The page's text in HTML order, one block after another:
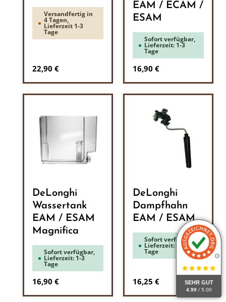
SEHR GUT
4.99 / 5.00
Versandfertig in
4 Tagen,
Lieferzeit 1-3
Tage
Regulärer Preis:
22,90 €
EAM / ECAM /
ESAM
Sofort verfügbar,
Lieferzeit: 1-3
Tage
Regulärer Preis:
16,90 €
DeLonghi
Wassertank
EAM / ESAM
Magnifica
Sofort verfügbar,
Lieferzeit: 1-3
Tage
Regulärer Preis:
16,90 €
DeLonghi
Dampfhahn
EAM / ESAM
Sofort verfügbar,
Lieferzeit: 1-3
Tage
Regulärer Preis:
16,25 €